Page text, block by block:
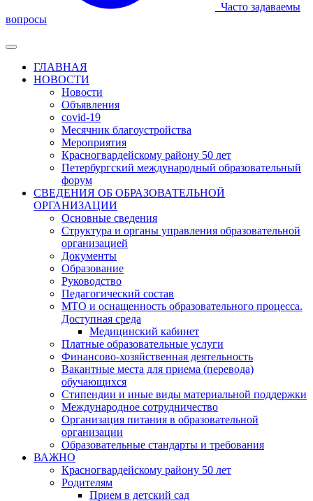
Часто задаваемы
вопросы
ГЛАВНАЯ
НОВОСТИ
Новости
Объявления
covid-19
Месячник благоустройства
Мероприятия
Красногвардейскому району 50 лет
Петербургский международный образовательный
форум
СВЕДЕНИЯ ОБ ОБРАЗОВАТЕЛЬНОЙ
ОРГАНИЗАЦИИ
Основные сведения
Структура и органы управления образовательной
организацией
Документы
Образование
Руководство
Педагогический состав
МТО и оснащенность образовательного процесса.
Доступная среда
Медицинский кабинет
Платные образовательные услуги
Финансово-хозяйственная деятельность
Вакантные места для приема (перевода)
обучающихся
Стипендии и иные виды материальной поддержки
Международное сотрудничество
Организация питания в образовательной
организации
Образовательные стандарты и требования
ВАЖНО
Красногвардейскому району 50 лет
Родителям
Прием в детский сад